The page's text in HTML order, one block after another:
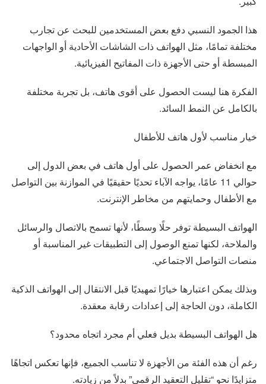
هذا الجمود النسبي دفع بعض المستخدمين للبحث عن تجارب
مختلفة تمامًا، مثل الهواتف ذات الشاشات الأحادية أو الواجهات
المبسطة أو حتى الأجهزة ذات المفاتيح الفيزيائية.
الفكرة هنا ليست الحصول على أقوى هاتف، بل تجربة مختلفة
بالكامل عن النمط السائد.
خيار مناسب لأول هاتف للأطفال
مع انخفاض عمر الحصول على أول هاتف في بعض الدول إلى
حوالي 11 عامًا، يواجه الآباء تحديًا حقيقيًا في الموازنة بين التواصل
مع الأطفال وحمايتهم من مخاطر الإنترنت.
الهواتف البسيطة توفر حلًا وسطًا، لأنها تسمح بالاتصال والرسائل
والملاحة، لكنها تمنع الوصول إلى التطبيقات غير المناسبة أو
منصات التواصل الاجتماعي.
وبذلك يمكن اعتبارها خيارًا تمهيديًا قبل الانتقال إلى الهواتف الذكية
الكاملة، دون الحاجة إلى إعدادات رقابة معقدة.
هل الهواتف البسيطة بديل فعلي أم مجرد اتجاه محدود؟
رغم أن هذه الفئة من الأجهزة لا تناسب الجميع، فإنها تعكس اتجاهًا
متزايدًا نحو “تقليل التعقيد الرقمي” بدلاً من زيادته.